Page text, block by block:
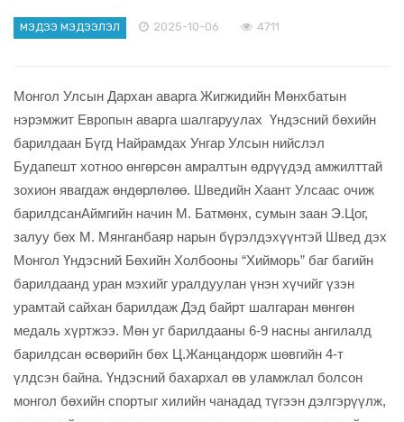
МЭДЭЭ МЭДЭЭЛЭЛ 2025-10-06 4711
Монгол Улсын Дархан аварга Жигжидийн Мөнхбатын
нэрэмжит Европын аварга шалгаруулах Үндэсний бөхийн
барилдаан Бүгд Найрамдах Унгар Улсын нийслэл
Будапешт хотноо өнгөрсөн амралтын өдрүүдэд амжилттай
зохион явагдаж өндөрлөлөө. Шведийн Хаант Улсаас очиж
барилдсанАймгийн начин М. Батмөнх, сумын заан Э.Цог,
залуу бөх М. Мянганбаяр нарын бүрэлдэхүүнтэй Швед дэх
Монгол Үндэсний Бөхийн Холбооны “Хийморь” баг багийн
барилдаанд уран мэхийг уралдуулан үнэн хүчийг үзэн
урамтай сайхан барилдаж Дэд байрт шалгаран мөнгөн
медаль хүртжээ. Мөн уг барилдааны 6-9 насны ангилалд
барилдсан өсвөрийн бөх Ц.Жанцандорж шөвгийн 4-т
үлдсэн байна. Үндэсний бахархал өв уламжлал болсон
монгол бөхийн спортыг хилийн чанадад түгээн дэлгэрүүлж,